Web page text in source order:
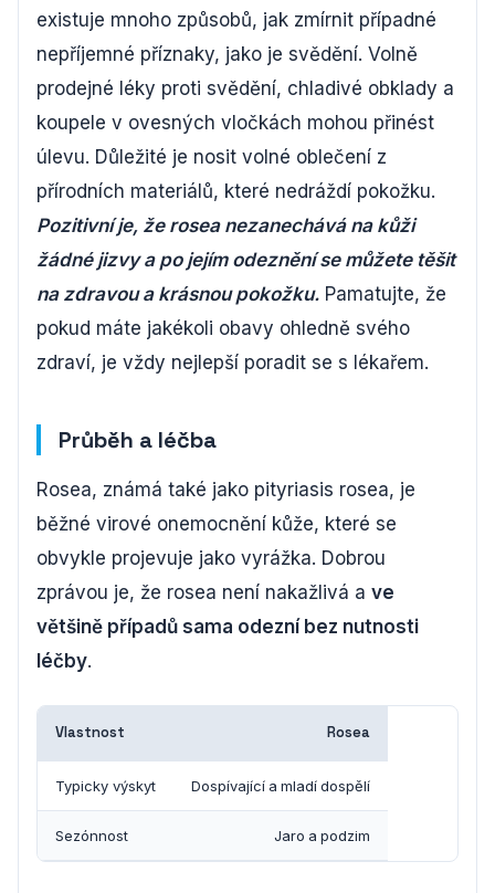
existuje mnoho způsobů, jak zmírnit případné
nepříjemné příznaky, jako je svědění. Volně
prodejné léky proti svědění, chladivé obklady a
koupele v ovesných vločkách mohou přinést
úlevu. Důležité je nosit volné oblečení z
přírodních materiálů, které nedráždí pokožku.
Pozitivní je, že rosea nezanechává na kůži
žádné jizvy a po jejím odeznění se můžete těšit
na zdravou a krásnou pokožku. Pamatujte, že
pokud máte jakékoli obavy ohledně svého
zdraví, je vždy nejlepší poradit se s lékařem.
Průběh a léčba
Rosea, známá také jako pityriasis rosea, je
běžné virové onemocnění kůže, které se
obvykle projevuje jako vyrážka. Dobrou
zprávou je, že rosea není nakažlivá a ve
většině případů sama odezní bez nutnosti
léčby.
Vlastnost Rosea
Typicky výskyt Dospívající a mladí dospělí
Sezónnost Jaro a podzim